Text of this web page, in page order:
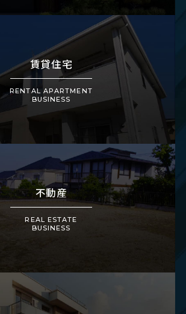
賃貸住宅
RENTAL APARTMENT
BUSINESS
不動産
REAL ESTATE
BUSINESS